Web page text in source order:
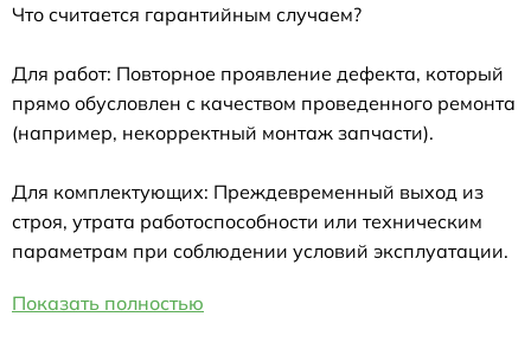
Что считается гарантийным случаем?
Для работ: Повторное проявление дефекта, который
прямо обусловлен с качеством проведенного ремонта
(например, некорректный монтаж запчасти).
Для комплектующих: Преждевременный выход из
строя, утрата работоспособности или техническим
параметрам при соблюдении условий эксплуатации.
Показать полностью